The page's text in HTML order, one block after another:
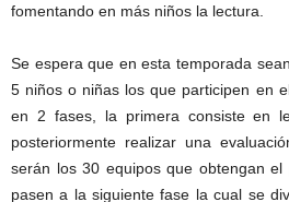
fomentando en más niños la lectura.
Se espera que en esta temporada
5 niños o niñas los que participen en
en 2 fases, la primera consiste en
posteriormente realizar una
serán los 30 equipos que obtengan
pasen a la siguiente fase la cual se